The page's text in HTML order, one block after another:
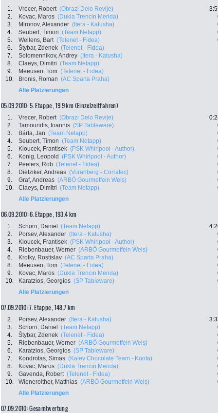
1. Vrecer, Robert (Obrazi Delo Revije)
2.
Kovac, Maros (Dukla Trencin Merida)
3.
Mironov, Alexander (Itera - Katusha)
4.
Seubert, Timon (Team Netapp)
5.
Wellens, Bart (Telenet - Fidea)
6.
Štybar, Zdenek (Telenet - Fidea)
7.
Solomennikov, Andrey (Itera - Katusha)
8.
Claeys, Dimitri (Team Netapp)
9.
Meeusen, Tom (Telenet - Fidea)
10.
Bronis, Roman (AC Sparta Praha)
Alle Platzierungen
05.09.2010: 5. Etappe , 19.9 km (Einzelzeitfahren)
1. Vrecer, Robert (Obrazi Delo Revije)
2.
Tamouridis, Ioannis (SP Tableware)
3.
Bárta, Jan (Team Netapp)
4.
Seubert, Timon (Team Netapp)
5.
Kloucek, Frantisek (PSK Whirlpool - Author)
6.
Konig, Leopold (PSK Whirlpool - Author)
7.
Peeters, Rob (Telenet - Fidea)
8.
Dietziker, Andreas (Vorarlberg - Corratec)
9.
Graf, Andreas (ARBÖ Gourmetfein Wels)
10.
Claeys, Dimitri (Team Netapp)
Alle Platzierungen
06.09.2010: 6. Etappe , 193.4 km
1. Schorn, Daniel (Team Netapp)
2.
Porsev, Alexander (Itera - Katusha)
3.
Kloucek, Frantisek (PSK Whirlpool - Author)
4.
Riebenbauer, Werner (ARBÖ Gourmetfein Wels)
6.
Krotky, Rostislav (AC Sparta Praha)
8.
Meeusen, Tom (Telenet - Fidea)
9.
Kovac, Maros (Dukla Trencin Merida)
10.
Karatzios, Georgios (SP Tableware)
Alle Platzierungen
07.09.2010: 7. Etappe , 148.7 km
2. Porsev, Alexander (Itera - Katusha)
3.
Schorn, Daniel (Team Netapp)
4.
Štybar, Zdenek (Telenet - Fidea)
5.
Riebenbauer, Werner (ARBÖ Gourmetfein Wels)
6.
Karatzios, Georgios (SP Tableware)
7.
Kondrotas, Simas (Kalev Chocolate Team - Kuota)
8.
Kovac, Maros (Dukla Trencin Merida)
9.
Gavenda, Robert (Telenet - Fidea)
10.
Wieneroither, Matthias (ARBÖ Gourmetfein Wels)
Alle Platzierungen
07.09.2010: Gesamtwertung